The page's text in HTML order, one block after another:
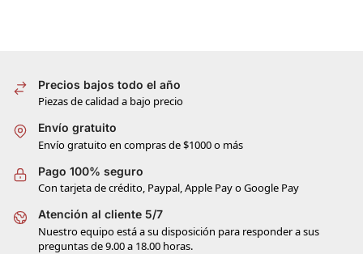
Precios bajos todo el año
Piezas de calidad a bajo precio
Envío gratuito
Envío gratuito en compras de $1000 o más
Pago 100% seguro
Con tarjeta de crédito, Paypal, Apple Pay o Google Pay
Atención al cliente 5/7
Nuestro equipo está a su disposición para responder a sus
preguntas de 9.00 a 18.00 horas.